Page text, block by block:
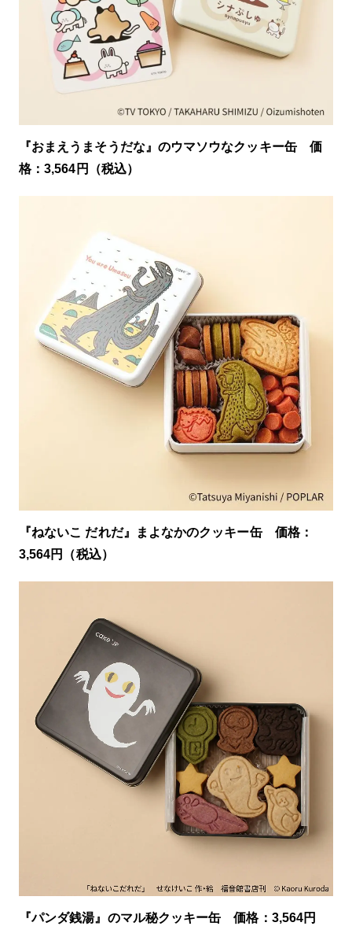
『おまえうまそうだな』のウマソウなクッキー缶 価
格：3,564円（税込）
『ねないこ だれだ』まよなかのクッキー缶 価格：
3,564円（税込）
『パンダ銭湯』のマル秘クッキー缶 価格：3,564円